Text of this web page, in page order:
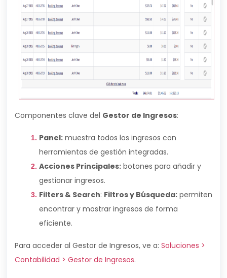
Componentes clave del Gestor de Ingresos:
Panel: muestra todos los ingresos con
herramientas de gestión integradas.
Acciones Principales: botones para añadir y
gestionar ingresos.
Filters & Search: Filtros y Búsqueda: permiten
encontrar y mostrar ingresos de forma
eficiente.
Para acceder al Gestor de Ingresos, ve a: Soluciones >
Contabilidad > Gestor de Ingresos.